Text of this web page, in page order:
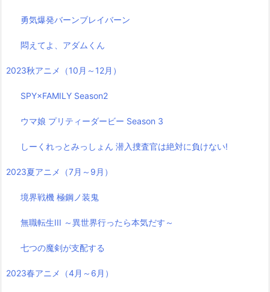
勇気爆発バーンブレイバーン
悶えてよ、アダムくん
2023秋アニメ（10月～12月）
SPY×FAMILY Season2
ウマ娘 プリティーダービー Season 3
しーくれっとみっしょん 潜入捜査官は絶対に負けない!
2023夏アニメ（7月～9月）
境界戦機 極鋼ノ装鬼
無職転生III ～異世界行ったら本気だす～
七つの魔剣が支配する
2023春アニメ（4月～6月）